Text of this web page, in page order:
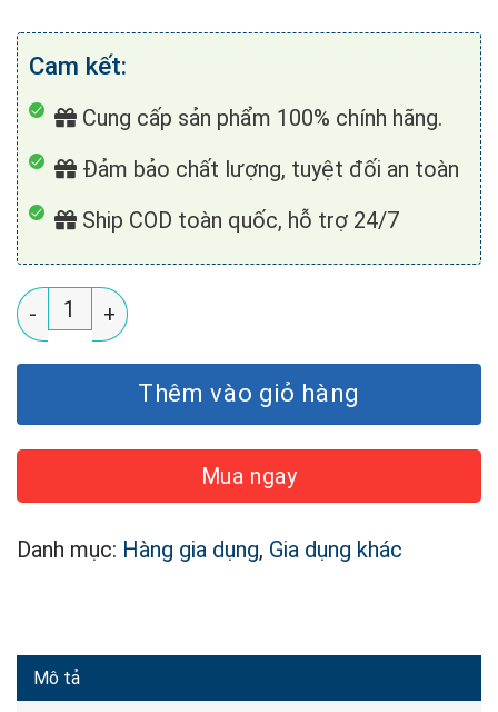
Cam kết:
Cung cấp sản phẩm 100% chính hãng.
Đảm bảo chất lượng, tuyệt đối an toàn
Ship COD toàn quốc, hỗ trợ 24/7
Máy Xay Sinh Tố Cầm Tay Bear LLJ-D04A1 số lượng
Thêm vào giỏ hàng
Mua ngay
Danh mục: Hàng gia dụng, Gia dụng khác
Mô tả